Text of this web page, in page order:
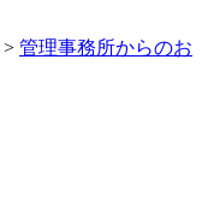
> 管理事務所からのお